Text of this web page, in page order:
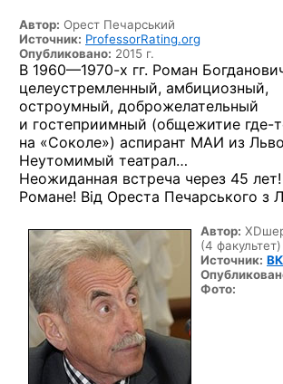
Автор: Орест Печарський
Источник: ProfessorRating.org
Опубликовано: 2015 г.
В 1960—1970-х гг. Роман
целеустремленный, амбициозный,
остроумный, доброжелательный
и гостеприимный (общежитие где-
на «Соколе») аспирант МАИ из
Неутомимый театрал…
Неожиданная встреча через 45
Романе! Вiд Ореста Печарського з
Автор:
(4 факультет)
Источник: ВК
Фото: